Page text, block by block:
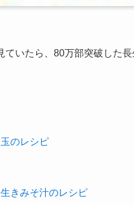
ていたら、80万部突破した
のレシピ
きみそ汁のレシピ